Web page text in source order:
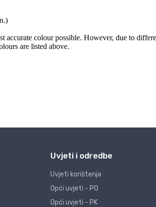
Uvjeti i odredbe
Uvjeti korištenja
Opći uvjeti - PO
Opći uvjeti - PK